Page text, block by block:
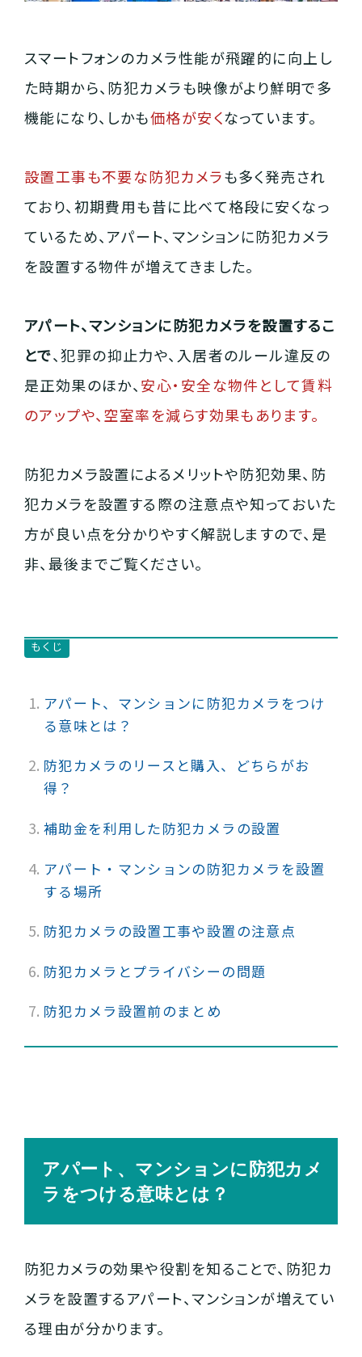
スマートフォンのカメラ性能が飛躍的に向上し
た時期から、防犯カメラも映像がより鮮明で多
機能になり、しかも価格が安くなっています。
設置工事も不要な防犯カメラも多く発売され
ており、初期費用も昔に比べて格段に安くなっ
ているため、アパート、マンションに防犯カメラ
を設置する物件が増えてきました。
アパート、マンションに防犯カメラを設置するこ
とで、犯罪の抑止力や、入居者のルール違反の
是正効果のほか、安心・安全な物件として賃料
のアップや、空室率を減らす効果もあります。
防犯カメラ設置によるメリットや防犯効果、防
犯カメラを設置する際の注意点や知っておいた
方が良い点を分かりやすく解説しますので、是
非、最後までご覧ください。
もくじ
アパート、マンションに防犯カメラをつけ
る意味とは？
防犯カメラのリースと購入、どちらがお
得？
補助金を利用した防犯カメラの設置
アパート・マンションの防犯カメラを設置
する場所
防犯カメラの設置工事や設置の注意点
防犯カメラとプライバシーの問題
防犯カメラ設置前のまとめ
アパート、マンションに防犯カメ
ラをつける意味とは？
防犯カメラの効果や役割を知ることで、防犯カ
メラを設置するアパート、マンションが増えてい
る理由が分かります。